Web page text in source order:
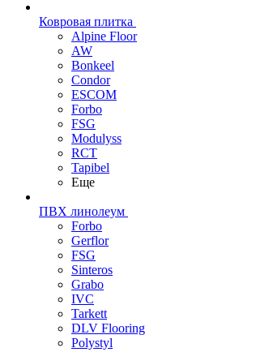
Ковровая плитка
Alpine Floor
AW
Bonkeel
Condor
ESCOM
Forbo
FSG
Modulyss
RCT
Tapibel
Еще
ПВХ линолеум
Forbo
Gerflor
FSG
Sinteros
Grabo
IVC
Tarkett
DLV Flooring
Polystyl